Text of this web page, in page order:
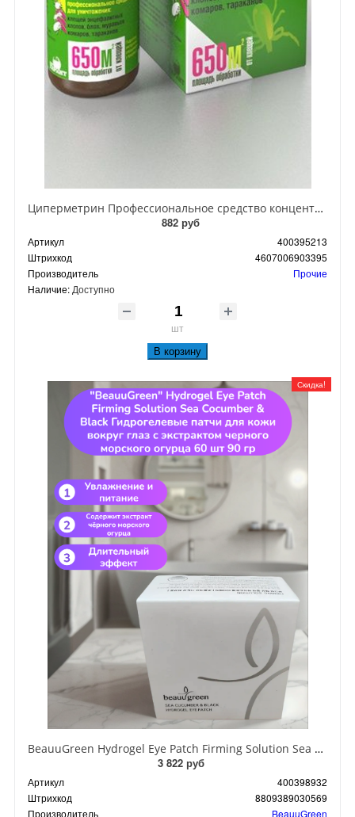
Циперметрин Профессиональное средство концентрат эмульсии 25% для уничтожения тараканов, мух,комаров, блох, клопов, муравьев, ос 50 мл
882 руб
Артикул
400395213
Штрихкод
4607006903395
Производитель
Прочие
Наличие: Доступно
шт
В корзину
Скидка!
BeauuGreen Hydrogel Eye Patch Firming Solution Sea Cocumber & Black Гидрогелевые патчи для кожи вокруг глаз с экстрактом черного морского огурца 60 шт 90 гр
3 822 руб
Артикул
400398932
Штрихкод
8809389030569
Производитель
BeauuGreen